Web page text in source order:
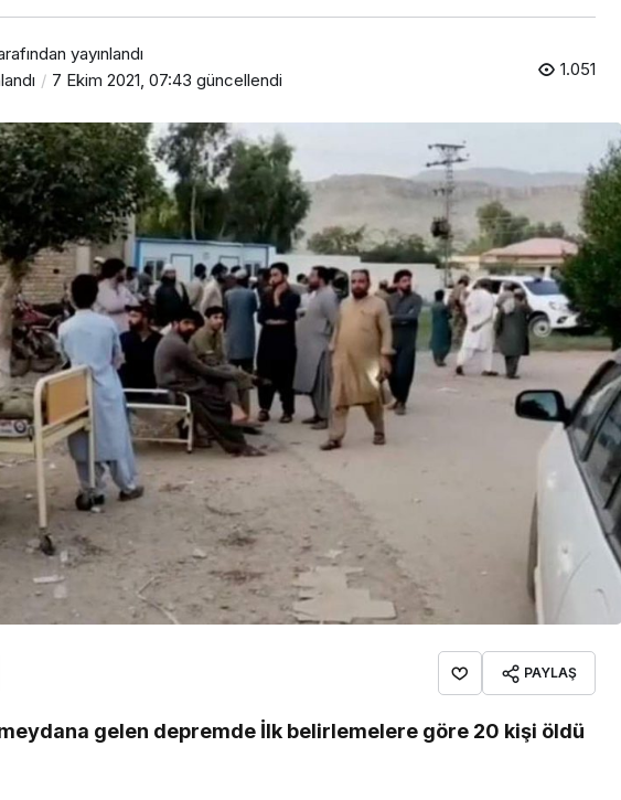
yayınlandı
7 Ekim 2021, 07:43 güncellendi 1.051
PAYLAŞ
meydana gelen depremde İlk belirlemelere göre 20 kişi öldü
İpekçioğlu Ailesinin Acı
Kaybı